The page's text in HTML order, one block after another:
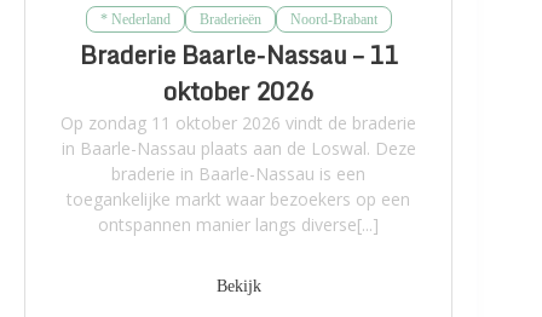
* Nederland Braderieën Noord-Brabant
Braderie Baarle-Nassau – 11
oktober 2026
Op zondag 11 oktober 2026 vindt de braderie
in Baarle-Nassau plaats aan de Loswal. Deze
braderie in Baarle-Nassau is een
toegankelijke markt waar bezoekers op een
ontspannen manier langs diverse[...]
Bekijk